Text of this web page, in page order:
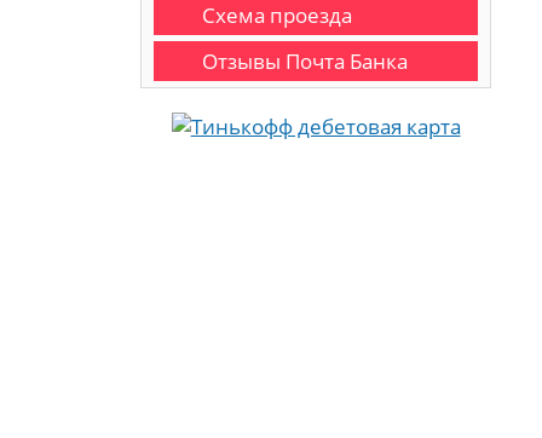
Схема проезда
Отзывы Почта Банка